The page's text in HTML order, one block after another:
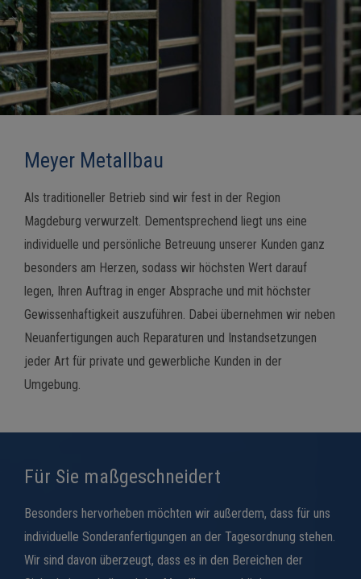
Meyer Metallbau
Als traditioneller Betrieb sind wir fest in der Region
Magdeburg verwurzelt. Dementsprechend liegt uns eine
individuelle und persönliche Betreuung unserer Kunden ganz
besonders am Herzen, sodass wir höchsten Wert darauf
legen, Ihren Auftrag in enger Absprache und mit höchster
Gewissenhaftigkeit auszuführen. Dabei übernehmen wir neben
Neuanfertigungen auch Reparaturen und Instandsetzungen
jeder Art für private und gewerbliche Kunden in der
Umgebung.
Für Sie maßgeschneidert
Besonders hervorheben möchten wir außerdem, dass für uns
individuelle Sonderanfertigungen an der Tagesordnung stehen.
Wir sind davon überzeugt, dass es in den Bereichen der